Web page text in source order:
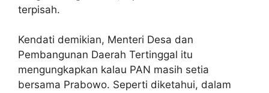
terpisah.
Kendati demikian, Menteri Desa dan
Pembangunan Daerah Tertinggal itu
mengungkapkan kalau PAN masih setia
bersama Prabowo. Seperti diketahui, dalam